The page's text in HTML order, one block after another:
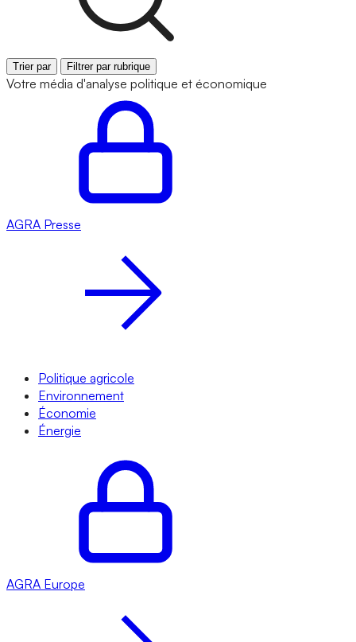
Trier par Filtrer par rubrique
Votre média d'analyse politique et économique
AGRA Presse
Politique agricole
Environnement
Économie
Énergie
AGRA Europe